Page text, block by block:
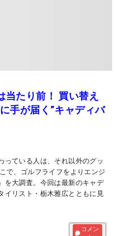
当たり前！ 買い替え
手が届く”キャディバ
っている人は、それ以外のグッ
で、ゴルフライフをよりエンジ
を大調査。今回は最新のキャデ
イリスト・栃木雅広とともに見
コメン